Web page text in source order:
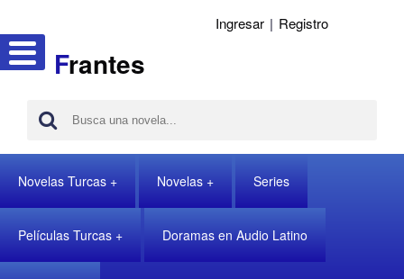
Frantes
Ingresar | Registro
Novelas Turcas Novelas Series
Películas Turcas Doramas en Audio Latino